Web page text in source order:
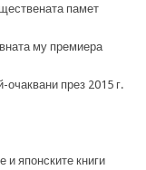
памет
му премиера
през 2015 г.
японските книги